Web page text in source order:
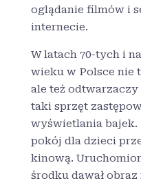
oglądanie filmów i
internecie.
W latach 70-tych i
wieku w Polsce nie
ale też odtwarzaczy
taki sprzęt
wyświetlania bajek.
pokój dla dzieci
kinową.
środku dawał